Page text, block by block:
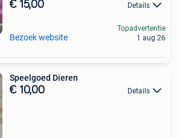
€ 15,00 Details
Bezoek website
Topadvertentie
1 aug 26
Speelgoed Dieren
€ 10,00 Details